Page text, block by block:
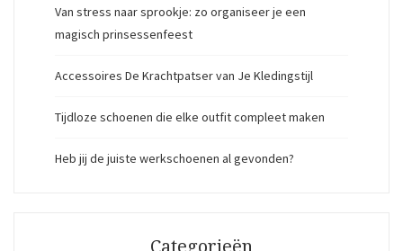
Van stress naar sprookje: zo organiseer je een
magisch prinsessenfeest
Accessoires De Krachtpatser van Je Kledingstijl
Tijdloze schoenen die elke outfit compleet maken
Heb jij de juiste werkschoenen al gevonden?